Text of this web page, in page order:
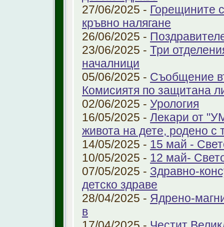
27/06/2025 - Горещините
кръвно налягане
26/06/2025 -
23/06/2025 - Три
началници
05/06/2025 - Съобщение
Комисиятя по защитана
02/06/2025 - Урология
16/05/2025 - Лекари от
живота на дете, родено с
14/05/2025 - 15 май -
10/05/2025 - 12 май-
07/05/2025 - Здравно-
детско здраве
28/04/2025 - Ядрено-
в